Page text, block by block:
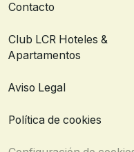
Contacto
Club LCR Hoteles &
Apartamentos
Aviso Legal
Política de cookies